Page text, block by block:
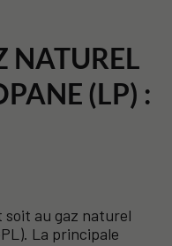
NATUREL
(LP) :
soit au gaz naturel
La principale